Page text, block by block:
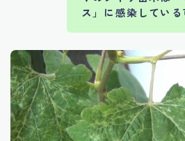
ス」に感染している